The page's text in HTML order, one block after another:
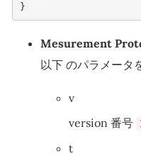
}
Mesurement
以下 のパラメータ
v
version 番号
t